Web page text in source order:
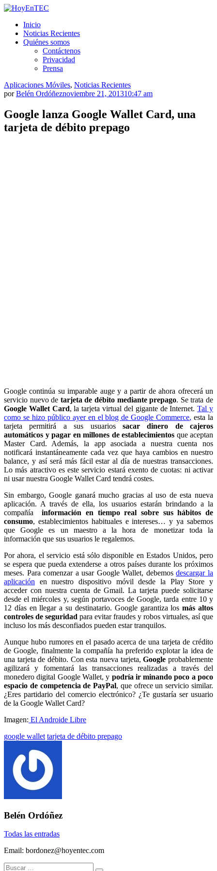
Saltar
contenido.
Inicio
Noticias Recientes
Quiénes somos
Contáctenos
Privacidad
Prensa
Aplicaciones Móviles, Noticias Recientes
porBelén Ordóñeznoviembre 21, 201310:47 am
Google lanza Google Wallet Card, una
tarjeta de débito prepago
Google continúa su imparable auge y a partir de ahora ofrecerá un
servicio nuevo de tarjeta de débito mediante prepago. Se trata de
Google Wallet Card, la tarjeta virtual del gigante de Internet.Tal y
como se hizo público ayer en el blog de Google Commerce, esta la
tarjeta permitirá a sus usuariossacar dinero de cajeros
automáticos y pagar en millones de establecimientos que aceptan
Master Card. Además, la app asociada a nuestra cuenta nos
notificará instantáneamente cada vez que haya cambios en nuestro
balance, y así será más fácil estar al día de nuestras transacciones.
Lo más atractivo es este servicio estará exento de cuotas: ni activar
ni usar nuestra Google Wallet Card tendrá costes.
Sin embargo, Google ganará mucho gracias al uso de esta nueva
aplicación. A través de ella, los usuarios estarán brindando a la
compañía
información en tiempo real sobre sus hábitos de
consumo, establecimientos habituales e intereses… y ya sabemos
que Google es un maestro a la hora de monetizar toda la
información que sus usuarios le regalemos.
Por ahora, el servicio está sólo disponible en Estados Unidos, pero
se espera que pueda extenderse a otros países durante los próximos
meses. Para comenzar a usar Google Wallet, debemosdescargar la
aplicación en nuestro dispositivo móvil desde la Play Store y
acceder con nuestra cuenta de Gmail. La tarjeta puede solicitarse
desde el miércoles y, según portavoces de Google, tarda entre 10 y
12 días en llegar a su destinatario. Google garantiza los más altos
controles de seguridad para evitar fraudes y robos virtuales, así que
incluso los más desconfiados pueden estar tranquilos.
Aunque hubo rumores en el pasado acerca de una tarjeta de crédito
de Google, finalmente la compañía ha preferido explotar la idea de
una tarjeta de débito. Con esta nueva tarjeta,Google probablemente
agilizará y fomentará las transacciones realizadas a través del
monedero digital Google Wallet, y podría ir minando poco a poco
espacio de competencia de PayPal, que ofrece un servicio similar.
¿Eres partidario del comercio electrónico? ¿Te gustaría ser usuario
de la Google Wallet Card?
Imagen: El Androide Libre
Etiquetado
google wallet tarjeta de débito prepago
Belén Ordóñez
Todas las entradas
Email: bordonez@hoyentec.com
Buscar: